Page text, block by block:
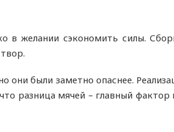
в желании сэкономить силы.
были заметно опаснее.
разница мячей – главный фактор